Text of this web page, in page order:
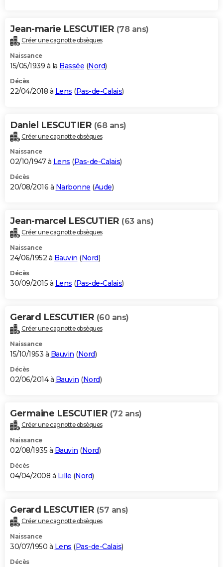
Jean-marie LESCUTIER (78 ans)
Créer une cagnotte obsèques
Naissance
15/05/1939 à la Bassée (Nord)
Décès
22/04/2018 à Lens (Pas-de-Calais)
Daniel LESCUTIER (68 ans)
Créer une cagnotte obsèques
Naissance
02/10/1947 à Lens (Pas-de-Calais)
Décès
20/08/2016 à Narbonne (Aude)
Jean-marcel LESCUTIER (63 ans)
Créer une cagnotte obsèques
Naissance
24/06/1952 à Bauvin (Nord)
Décès
30/09/2015 à Lens (Pas-de-Calais)
Gerard LESCUTIER (60 ans)
Créer une cagnotte obsèques
Naissance
15/10/1953 à Bauvin (Nord)
Décès
02/06/2014 à Bauvin (Nord)
Germaine LESCUTIER (72 ans)
Créer une cagnotte obsèques
Naissance
02/08/1935 à Bauvin (Nord)
Décès
04/04/2008 à Lille (Nord)
Gerard LESCUTIER (57 ans)
Créer une cagnotte obsèques
Naissance
30/07/1950 à Lens (Pas-de-Calais)
Décès